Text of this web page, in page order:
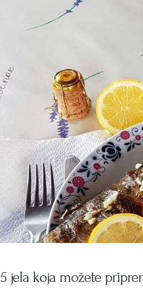
5 jela koja možete